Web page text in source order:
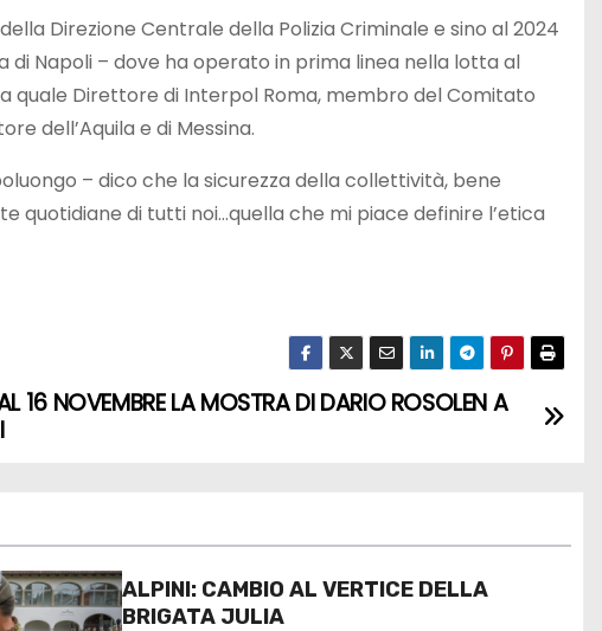
Direzione Centrale della Polizia Criminale e sino al 2024
di Napoli – dove ha operato in prima linea nella lotta al
quale Direttore di Interpol Roma, membro del Comitato
dell’Aquila e di Messina.
– dico che la sicurezza della collettività, bene
di tutti noi…quella che mi piace definire l’etica
16 NOVEMBRE LA MOSTRA DI DARIO ROSOLEN A
ALPINI: CAMBIO AL VERTICE DELLA
BRIGATA JULIA